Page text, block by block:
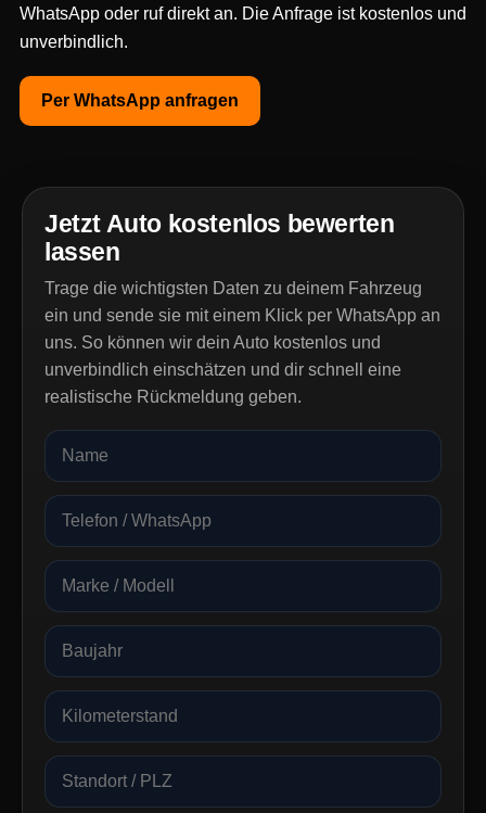
WhatsApp oder ruf direkt an. Die Anfrage ist kostenlos und
unverbindlich.
Per WhatsApp anfragen
Jetzt Auto kostenlos bewerten
lassen
Trage die wichtigsten Daten zu deinem Fahrzeug
ein und sende sie mit einem Klick per WhatsApp an
uns. So können wir dein Auto kostenlos und
unverbindlich einschätzen und dir schnell eine
realistische Rückmeldung geben.